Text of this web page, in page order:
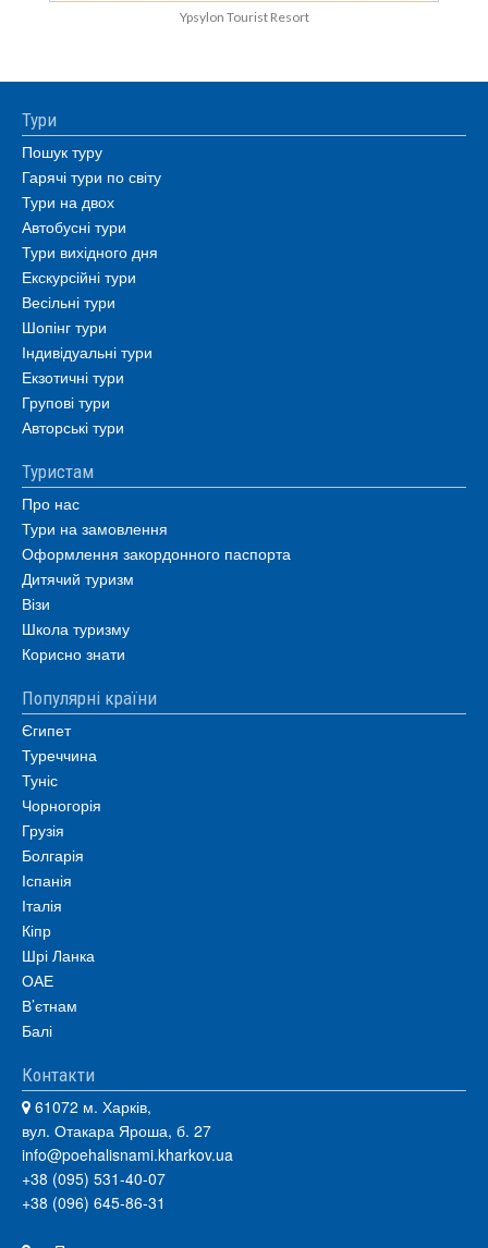
Ypsylon Tourist Resort
Тури
Пошук туру
Гарячі тури по світу
Тури на двох
Автобусні тури
Тури вихідного дня
Екскурсійні тури
Весільні тури
Шопінг тури
Індивідуальні тури
Екзотичні тури
Групові тури
Авторські тури
Туристам
Про нас
Тури на замовлення
Оформлення закордонного паспорта
Дитячий туризм
Візи
Школа туризму
Корисно знати
Популярні країни
Єгипет
Туреччина
Туніс
Чорногорія
Грузія
Болгарія
Іспанія
Італія
Кіпр
Шрі Ланка
ОАЕ
В’єтнам
Балі
Контакти
61072 м. Харків,
вул. Отакара Яроша, б. 27
info@poehalisnami.kharkov.ua
+38 (095) 531-40-07
+38 (096) 645-86-31